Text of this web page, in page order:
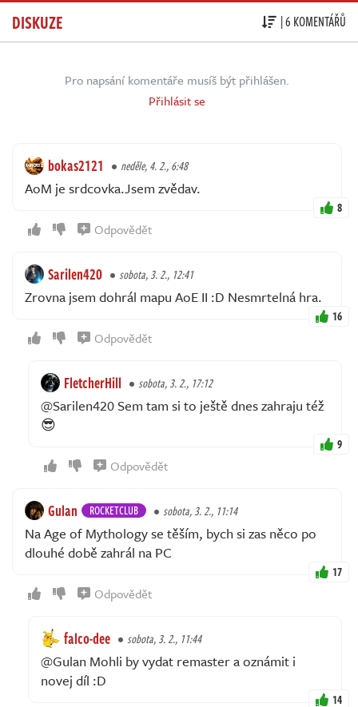
DISKUZE | 6 KOMENTÁŘŮ
Pro napsání komentáře musíš být přihlášen.
Přihlásit se
bokas2121 neděle, 4. 2., 6:48
AoM je srdcovka.Jsem zvědav.
8
Odpovědět
Sarilen420 sobota, 3. 2., 12:41
Zrovna jsem dohrál mapu AoE II :D Nesmrtelná hra.
16
Odpovědět
FletcherHill sobota, 3. 2., 17:12
@Sarilen420 Sem tam si to ještě dnes zahraju též
😎
9
Odpovědět
Gulan ROCKETCLUB sobota, 3. 2., 11:14
Na Age of Mythology se těším, bych si zas něco po
dlouhé době zahrál na PC
17
Odpovědět
falco-dee sobota, 3. 2., 11:44
@Gulan Mohli by vydat remaster a oznámit i
novej díl :D
14